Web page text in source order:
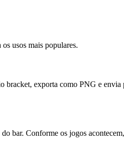
usos mais populares.
exporta como PNG e
bar. Conforme os jogos